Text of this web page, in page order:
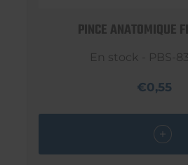
PINCE ANATOMIQUE
En stock - PBS-
€0,55